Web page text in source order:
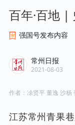
百年·百地 |
强国号发布内容
常州日报
2021-08-03
作者： 凃贤平 董逸 沙杨
江苏常州青果